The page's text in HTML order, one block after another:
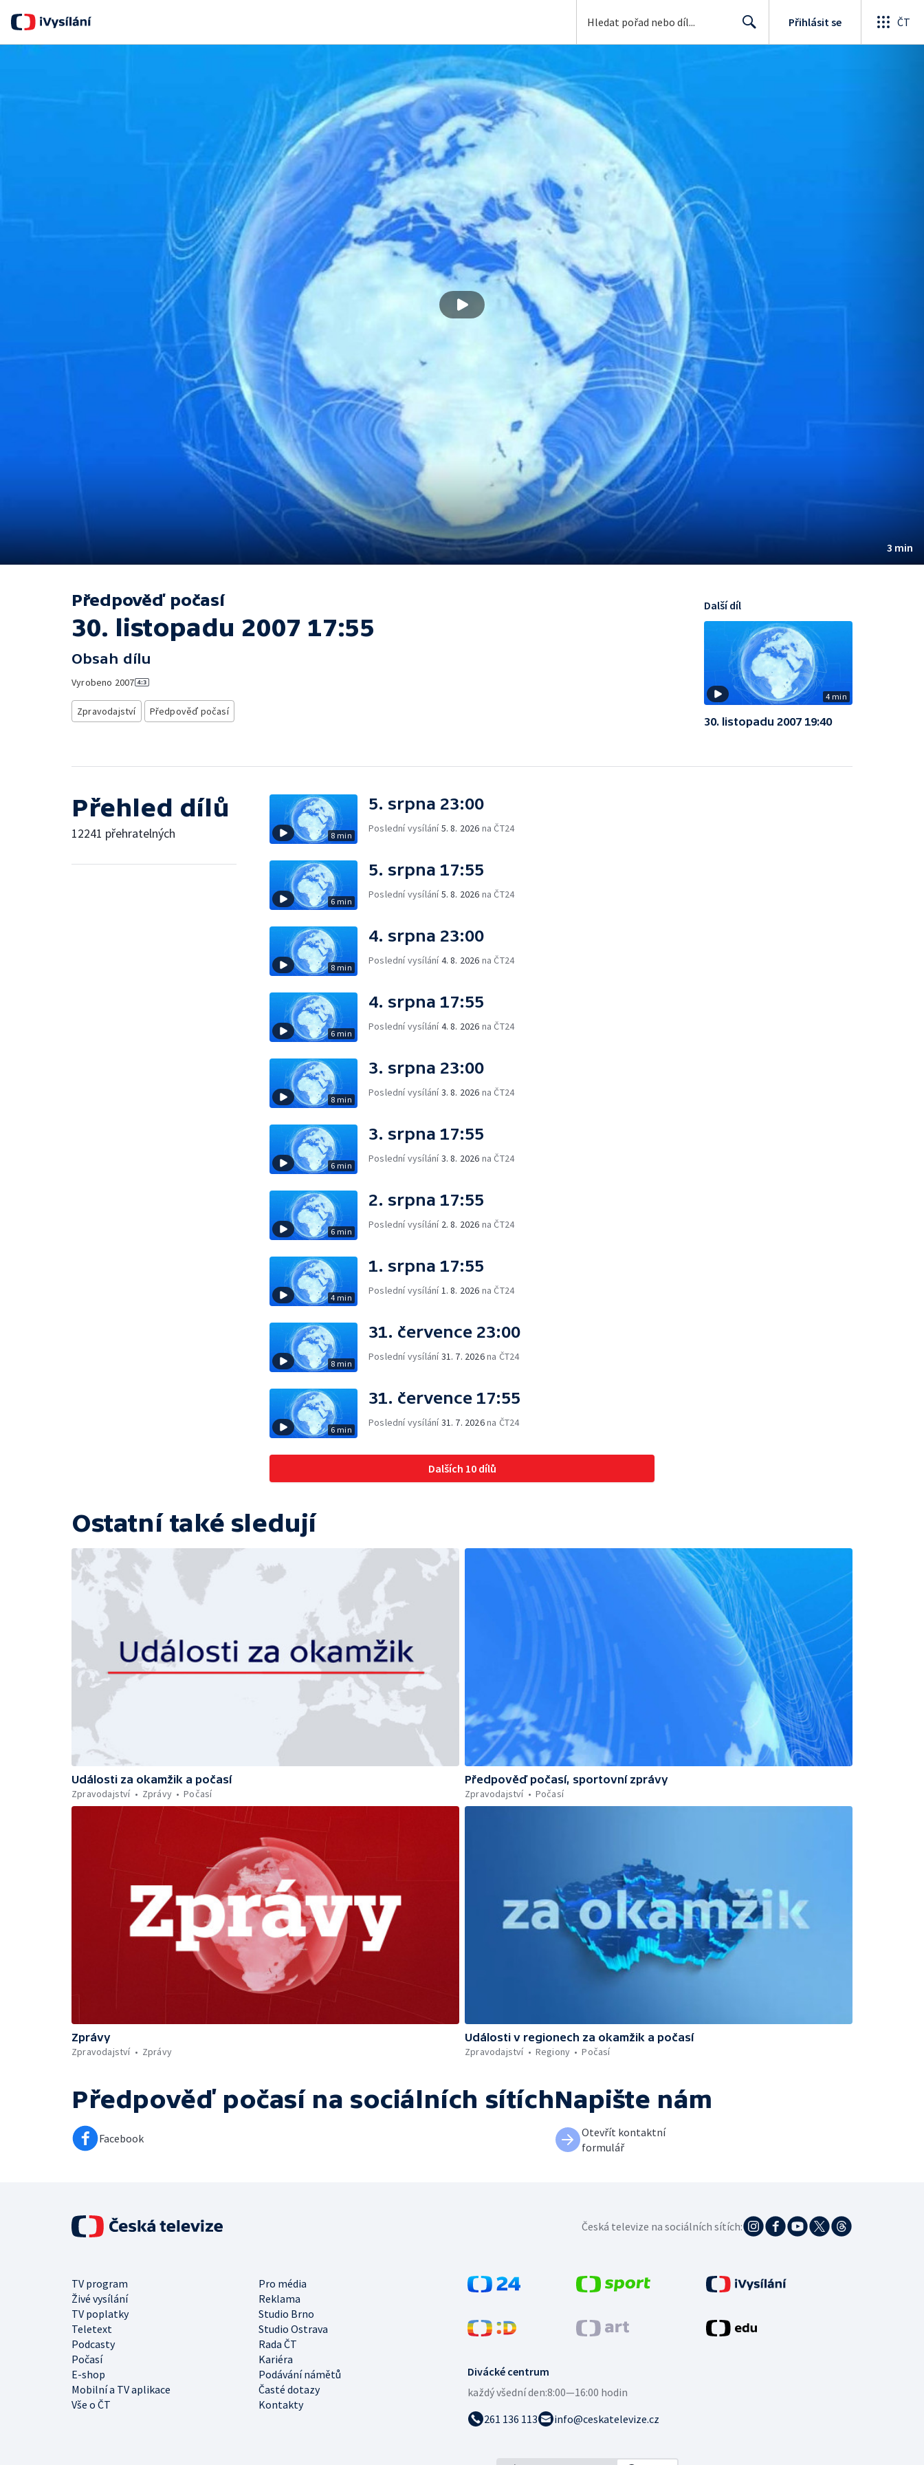
Přihlásit se ČT
3 min
Předpověď počasí
30. listopadu 2007 17:55
Obsah dílu
Vyrobeno 2007
Zpravodajství Předpověď počasí
4 min
Další díl
30. listopadu 2007 19:40
Přehled dílů
12241 přehratelných 8 min
5. srpna 23:00
Poslední vysílání5. 8. 2026 na ČT24
6 min
5. srpna 17:55
Poslední vysílání5. 8. 2026 na ČT24
8 min
4. srpna 23:00
Poslední vysílání4. 8. 2026 na ČT24
6 min
4. srpna 17:55
Poslední vysílání4. 8. 2026 na ČT24
8 min
3. srpna 23:00
Poslední vysílání3. 8. 2026 na ČT24
6 min
3. srpna 17:55
Poslední vysílání3. 8. 2026 na ČT24
6 min
2. srpna 17:55
Poslední vysílání 2. 8. 2026 na ČT24
4 min
1. srpna 17:55
Poslední vysílání 1. 8. 2026 na ČT24
8 min
31. července 23:00
Poslední vysílání31. 7. 2026na ČT24
6 min
31. července 17:55
Poslední vysílání31. 7. 2026na ČT24
Dalších 10 dílů
Ostatní také sledují
Události za okamžik a počasí
Zpravodajství
Zprávy Počasí
Předpověď počasí, sportovní zprávy
Zpravodajství
Počasí
Zprávy
Zpravodajství
Zprávy
Události v regionech za okamžik a počasí
Zpravodajství
Regiony Počasí
Předpověď počasí na sociálních sítích
Facebook
Napište nám
Otevřít kontaktní
formulář
Divácké centrum
každý všední den:8:00—16:00 hodin
261 136 113
info@ceskatelevize.cz
TV program
Pro média
Živé vysílání
Reklama
TV poplatky
Studio Brno
Teletext
Studio Ostrava
Podcasty
Rada ČT
Počasí
Kariéra
E-shop
Podávání námětů
Mobilní a TV aplikace
Časté dotazy
Vše o ČT
Kontakty
Česká televize na sociálních sítích: